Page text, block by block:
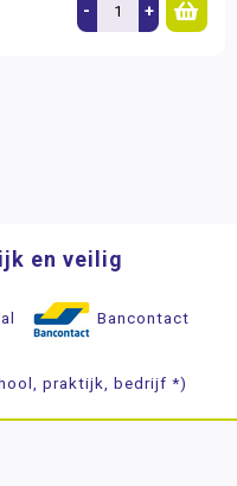
- +
en veilig
Bancontact
praktijk, bedrijf *)